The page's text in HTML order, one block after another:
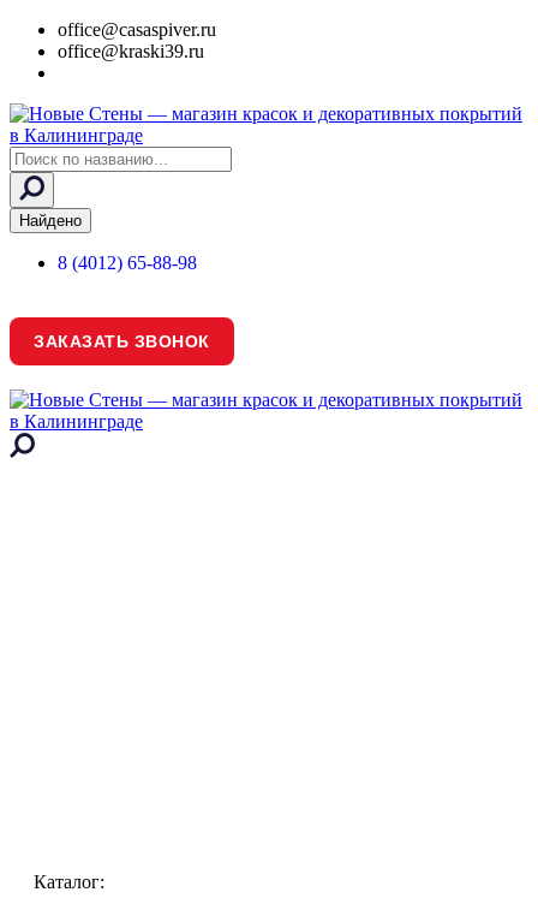
office@casaspiver.ru
office@kraski39.ru
Search
...
Найдено
8 (4012) 65-88-98
ЗАКАЗАТЬ ЗВОНОК
Каталог: